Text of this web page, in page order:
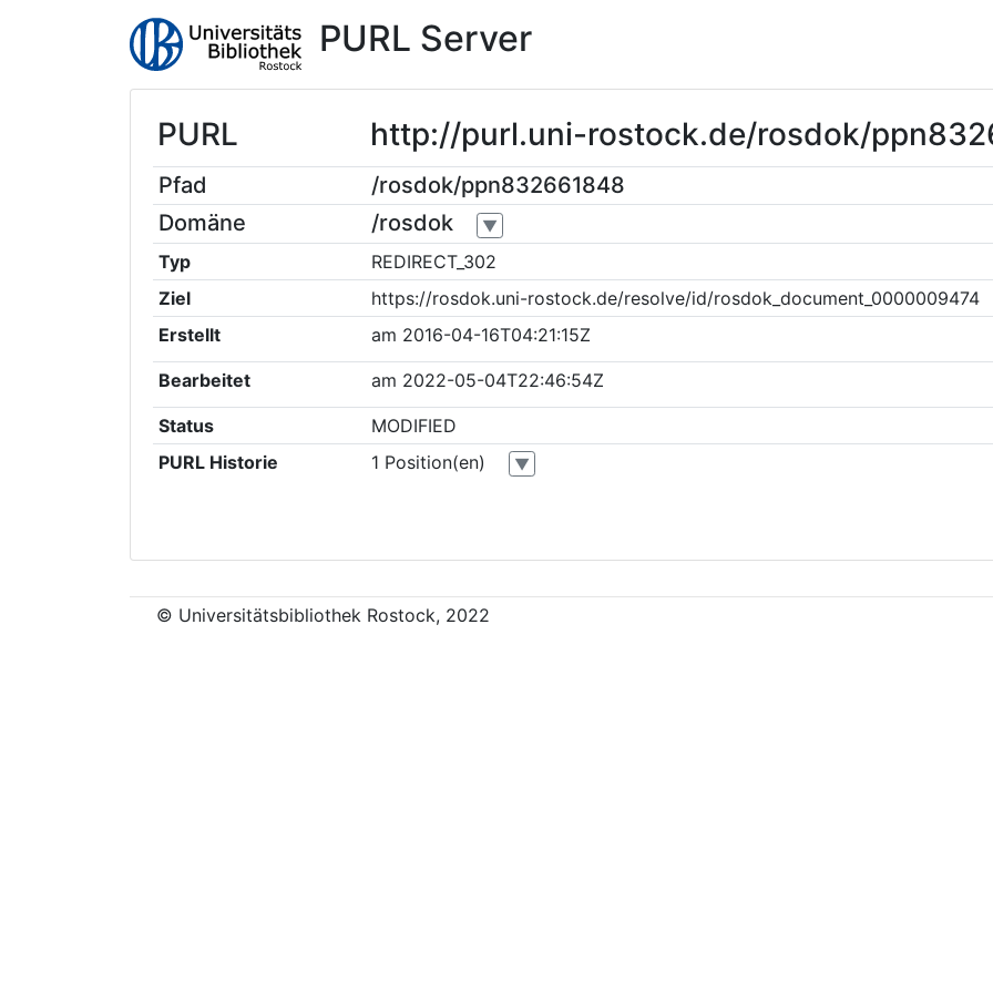
PURL Server
PURL http://purl.uni-rostock.de/rosdok/
Pfad
/rosdok/ppn832661848
Domäne
/rosdok ▼
Typ
REDIRECT_302
Ziel
https://rosdok.uni-rostock.de/resolve/id/rosdok_document_0000009474
Erstellt
am 2016-04-16T04:21:15Z
Bearbeitet am 2022-05-04T22:46:54Z
Status
MODIFIED
PURL Historie
1 Position(en) ▼
© Universitätsbibliothek Rostock, 2022